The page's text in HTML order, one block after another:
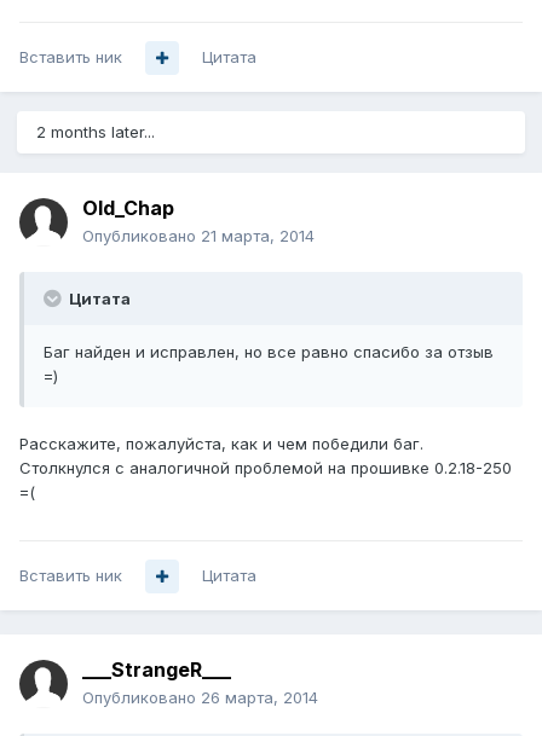
Вставить ник Цитата
2 months later...
Old_Chap
Опубликовано 21 марта, 2014
Цитата
Баг найден и исправлен, но все равно спасибо за отзыв
=)
Расскажите, пожалуйста, как и чем победили баг.
Столкнулся с аналогичной проблемой на прошивке 0.2.18-250
=(
Вставить ник Цитата
___StrangeR___
Опубликовано 26 марта, 2014